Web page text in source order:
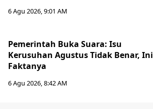
6 Agu 2026, 9:01 AM
Pemerintah Buka Suara: Isu
Kerusuhan Agustus Tidak Benar, Ini
Faktanya
6 Agu 2026, 8:42 AM